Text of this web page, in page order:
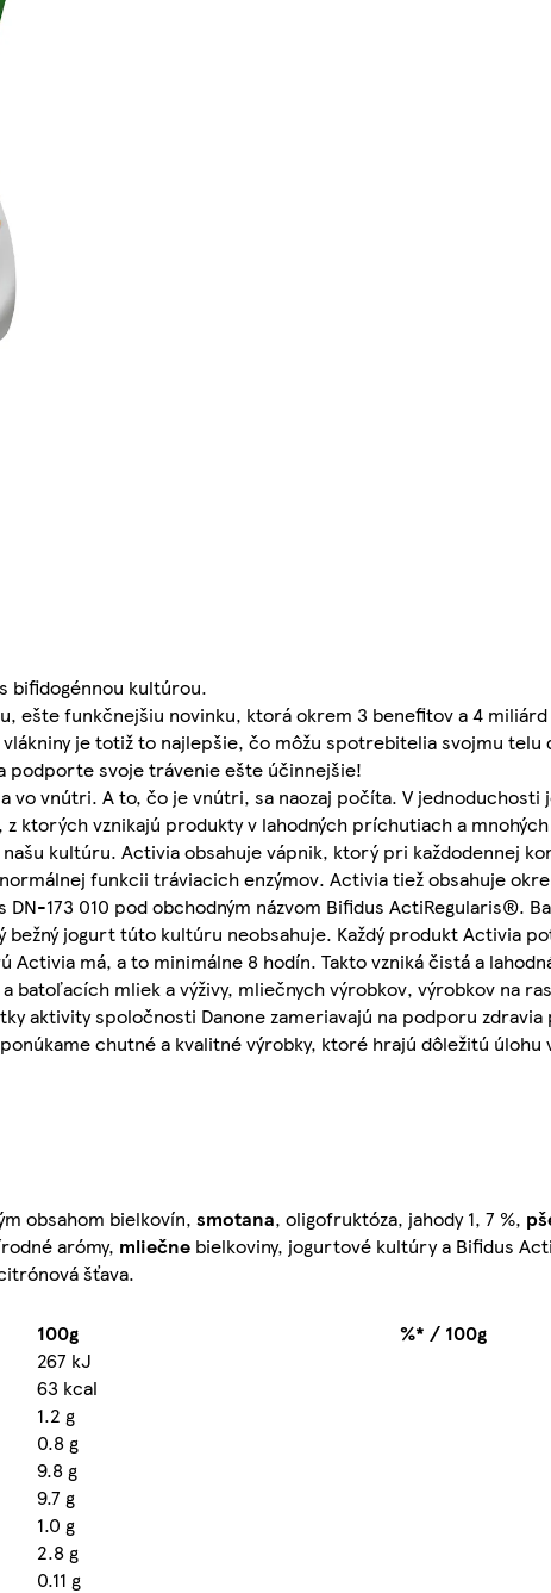
bifidogénnou kultúrou.
ešte funkčnejšiu novinku, ktorá okrem 3 benefitov a 4
je totiž to najlepšie, čo môžu spotrebitelia svojmu telu
podporte svoje trávenie ešte účinnejšie!
vo vnútri. A to, čo je vnútri, sa naozaj počíta. V
ktorých vznikajú produkty v lahodných príchutiach a
kultúru. Activia obsahuje vápnik, ktorý pri každodennej
funkcii tráviacich enzýmov. Activia tiež obsahuje
173 010 pod obchodným názvom Bifidus ActiRegularis®.
bežný jogurt túto kultúru neobsahuje. Každý produkt Activia
má, a to minimálne 8 hodín. Takto vzniká čistá a
batoľacích mliek a výživy, mliečnych výrobkov, výrobkov na
aktivity spoločnosti Danone zameriavajú na podporu
chutné a kvalitné výrobky, ktoré hrajú dôležitú úlohu
obsahom bielkovín, smotana, oligofruktóza, jahody 1, 7 %,
arómy, mliečne bielkoviny, jogurtové kultúry a Bifidus
šťava.
100g
%* / 100g
267 kJ
63 kcal
1.2 g
0.8 g
9.8 g
9.7 g
1.0 g
2.8 g
0.11 g